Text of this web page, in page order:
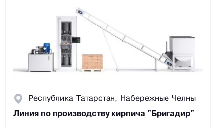
Республика Татарстан, Набережные Челны
Линия по производству кирпича "Бригадир"